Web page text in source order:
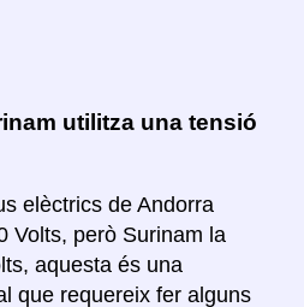
utilitza una tensió
elèctrics de Andorra
Volts, però Surinam la
aquesta és una
que requereix fer alguns